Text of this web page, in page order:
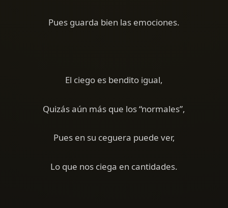
Pues guarda bien las emociones.
El ciego es bendito igual,
Quizás aún más que los “normales”,
Pues en su ceguera puede ver,
Lo que nos ciega en cantidades.